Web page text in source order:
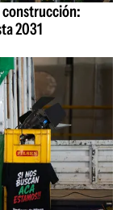
construcción:
2031